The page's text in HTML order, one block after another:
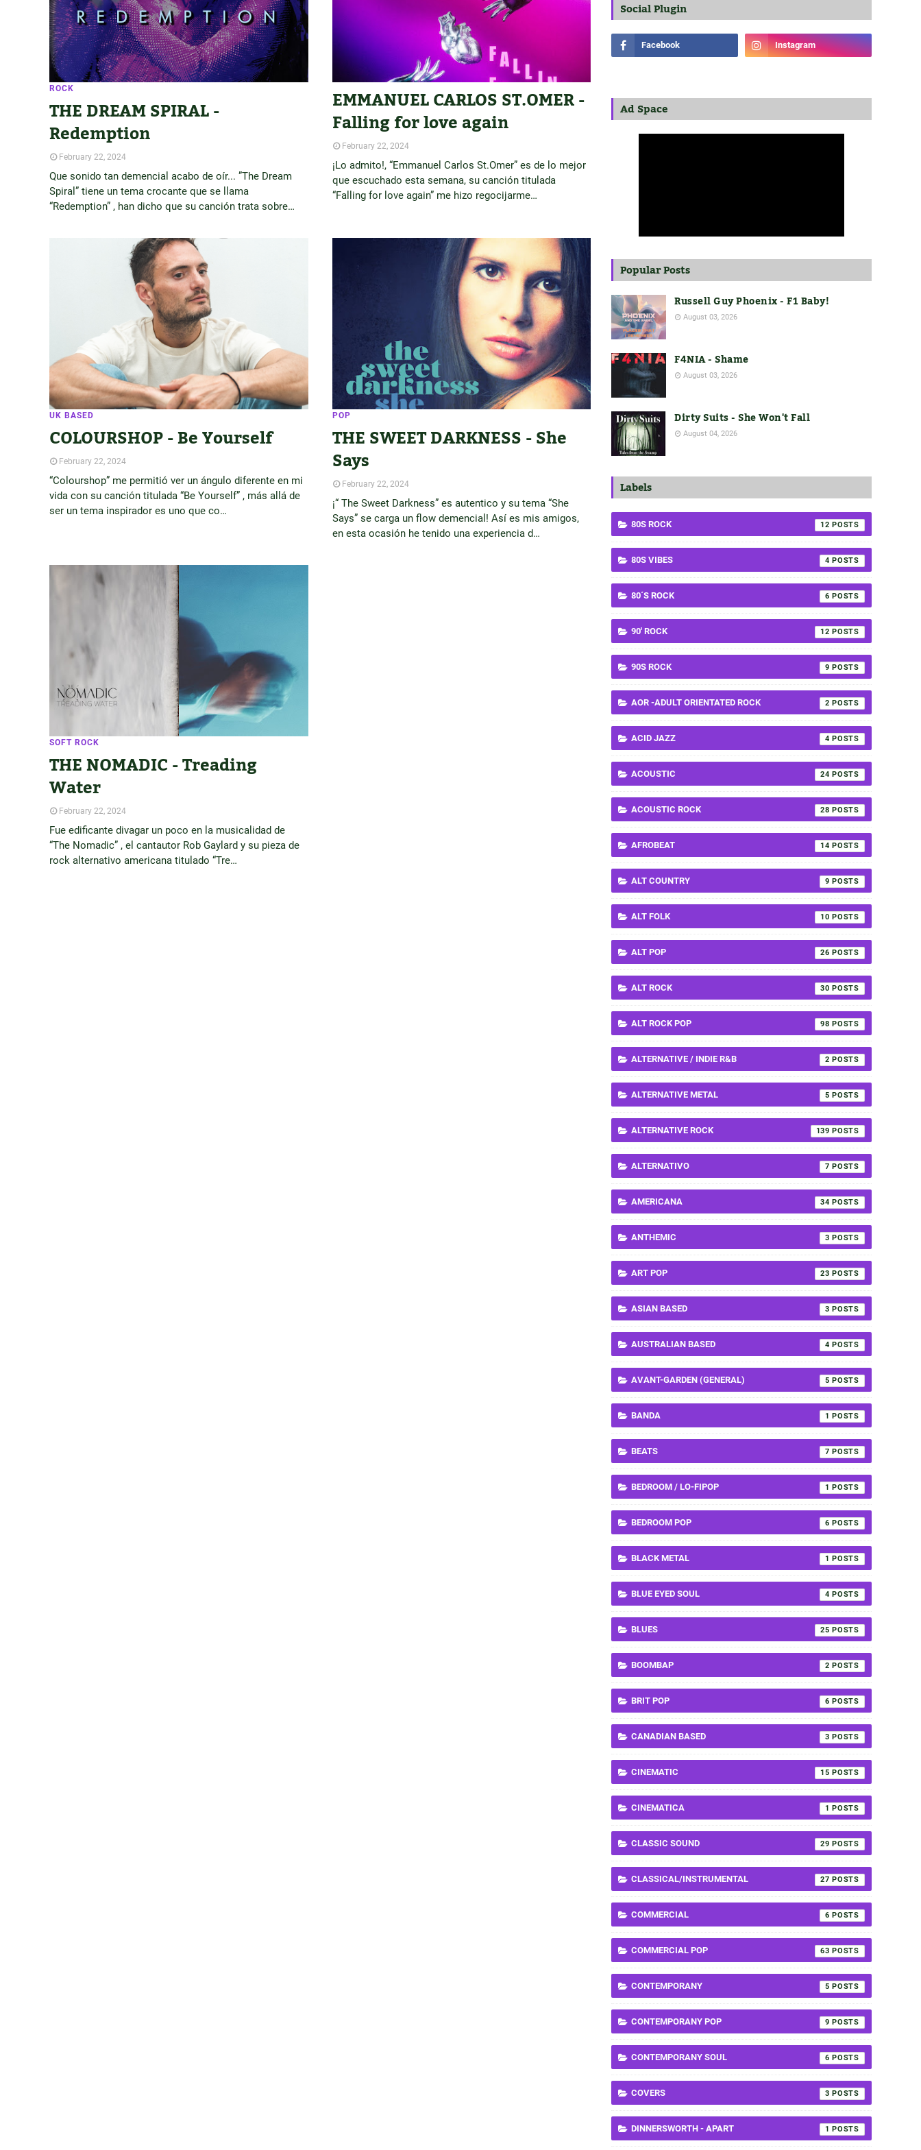
ROCK
THE DREAM SPIRAL -
Redemption
February 22, 2024
Que sonido tan demencial acabo de oír... ”The Dream
Spiral” tiene un tema crocante que se llama
“Redemption” , han dicho que su canción trata sobre…
EMMANUEL CARLOS ST.OMER -
Falling for love again
February 22, 2024
¡Lo admito!, “Emmanuel Carlos St.Omer” es de lo mejor
que escuchado esta semana, su canción titulada
“Falling for love again” me hizo regocijarme…
UK BASED
COLOURSHOP - Be Yourself
February 22, 2024
“Colourshop” me permitió ver un ángulo diferente en mi
vida con su canción titulada “Be Yourself” , más allá de
ser un tema inspirador es uno que co…
POP
THE SWEET DARKNESS - She
Says
February 22, 2024
¡“ The Sweet Darkness” es autentico y su tema “She
Says” se carga un flow demencial! Así es mis amigos,
en esta ocasión he tenido una experiencia d…
SOFT ROCK
THE NOMADIC - Treading
Water
February 22, 2024
Fue edificante divagar un poco en la musicalidad de
“The Nomadic” , el cantautor Rob Gaylard y su pieza de
rock alternativo americana titulado “Tre…
Social Plugin
Ad Space
Popular Posts
Russell Guy Phoenix - F1 Baby!
August 03, 2026
F4NIA - Shame
August 03, 2026
Dirty Suits - She Won't Fall
August 04, 2026
Labels
80S ROCK 12
80S VIBES 4
80´S ROCK 6
90' ROCK 12
90S ROCK 9
AOR -ADULT ORIENTATED ROCK 2
ACID JAZZ 4
ACOUSTIC 24
ACOUSTIC ROCK 28
AFROBEAT 14
ALT COUNTRY 9
ALT FOLK 10
ALT POP 26
ALT ROCK 30
ALT ROCK POP 98
ALTERNATIVE / INDIE R&B 2
ALTERNATIVE METAL 5
ALTERNATIVE ROCK 139
ALTERNATIVO 7
AMERICANA 34
ANTHEMIC 3
ART POP 23
ASIAN BASED 3
AUSTRALIAN BASED 4
AVANT-GARDEN (GENERAL) 5
BANDA 1
BEATS 7
BEDROOM / LO-FIPOP 1
BEDROOM POP 6
BLACK METAL 1
BLUE EYED SOUL 4
BLUES 25
BOOMBAP 2
BRIT POP 6
CANADIAN BASED 3
CINEMATIC 15
CINEMATICA 1
CLASSIC SOUND 29
CLASSICAL/INSTRUMENTAL 27
COMMERCIAL 6
COMMERCIAL POP 63
CONTEMPORANY 5
CONTEMPORANY POP 9
CONTEMPORANY SOUL 6
COVERS 3
DINNERSWORTH - APART 1